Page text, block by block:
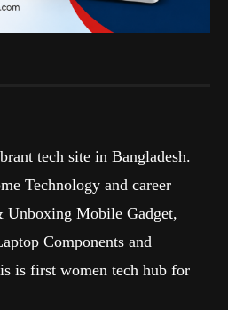
tech site in Bangladesh.
Technology and career
Unboxing Mobile Gadget,
Components and
is first women tech hub for